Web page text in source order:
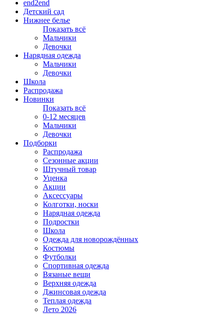
end2end
Детский сад
Нижнее белье
Показать всё
Мальчики
Девочки
Нарядная одежда
Мальчики
Девочки
Школа
Распродажа
Новинки
Показать всё
0-12 месяцев
Мальчики
Девочки
Подборки
Распродажа
Сезонные акции
Штучный товар
Уценка
Акции
Аксессуары
Колготки, носки
Нарядная одежда
Подростки
Школа
Одежда для новорождённых
Костюмы
Футболки
Спортивная одежда
Вязаные вещи
Верхняя одежда
Джинсовая одежда
Теплая одежда
Лето 2026